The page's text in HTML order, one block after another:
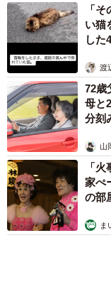
これだけ揃えても
常事態だ。岐阜の
うか？その謎を解
書を世に出してい
お話ををうかがった
中将タカノリ(以下
っていないのでしょ
岩中:かつて”岐阜は
ことがあります。
という地理的・経
のものが買える等
「
い猫
した
渡
72歳
母と
分刻
山
「
家ぺ
の部
ま